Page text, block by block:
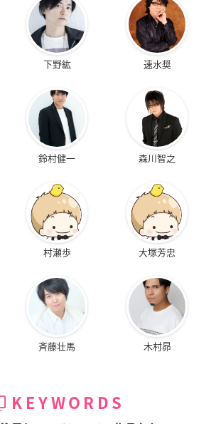
下野紘 速水奨
鈴村健一 森川智之
村瀬歩 大塚芳忠
斉藤壮馬 木村昴
KEYWORDS